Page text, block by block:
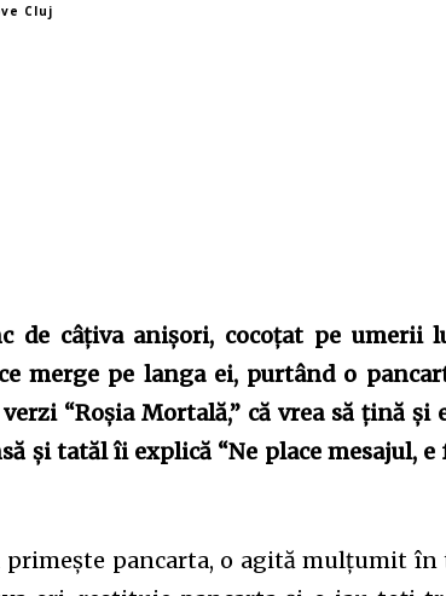
Cluj
de câțiva anișori, cocoțat pe umerii
merge pe langa ei, purtând o
“Roșia Mortală,” că vrea să țină și
și tatăl îi explică “Ne place mesajul,
primește pancarta, o agită mulțumit în